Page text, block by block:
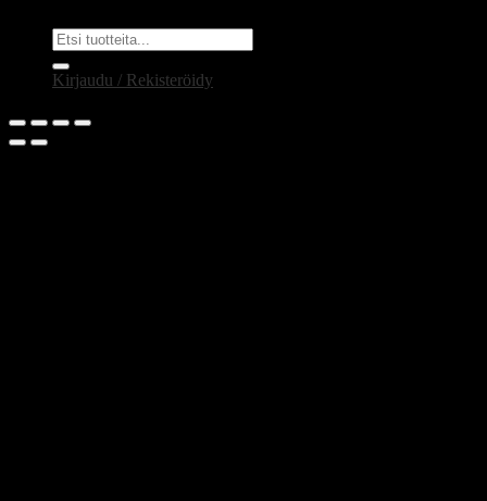
Etsi:
Kirjaudu / Rekisteröidy